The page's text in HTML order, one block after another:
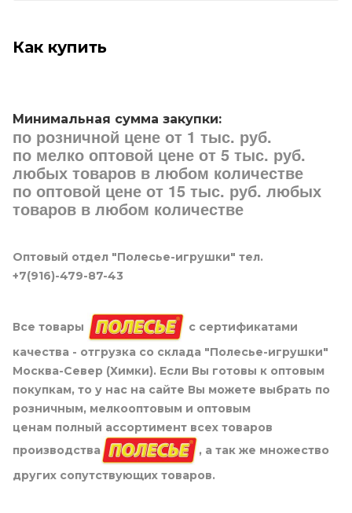
Как купить
Минимальная сумма закупки:
по розничной цене от 1 тыс. руб.
по мелко оптовой цене от 5 тыс. руб.
любых товаров в любом количестве
по оптовой цене от 15 тыс. руб. любых
товаров в любом количестве
Оптовый отдел "Полесье-игрушки" тел.
+7(916)-479-87-43
Все товары
с сертификатами
качества - отгрузка со склада "Полесье-игрушки"
Москва-Север (Химки). Если Вы готовы к оптовым
покупкам, то у нас на сайте Вы можете выбрать по
розничным, мелкооптовым и оптовым
ценам полный ассортимент всех товаров
производства
, а так же множество
других сопутствующих товаров.